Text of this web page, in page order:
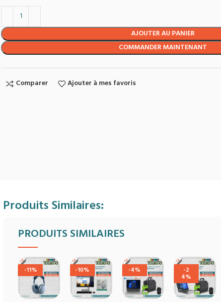
AJOUTER AU PANIER
COMMANDER MAINTENANT
Comparer Ajouter à mes favoris
Produits Similaires:
PRODUITS SIMILAIRES
-11% -10% -4% -2
4%